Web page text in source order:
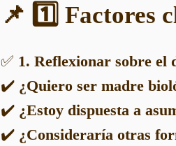
📌 1️⃣ Factores
✅ 1. Reflexionar sobre el
✔️ ¿Quiero ser madre
✔️ ¿Estoy dispuesta a
✔️ ¿Consideraría otras